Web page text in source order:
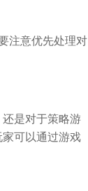
注意优先处理对
是对于策略游
可以通过游戏